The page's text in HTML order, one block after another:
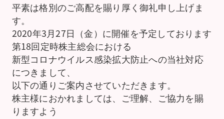
平素は格別のご高配を賜り厚く御礼申し上げま
す。
2020年3月27日（金）に開催を予定しております
第18回定時株主総会における
新型コロナウイルス感染拡大防止への当社対応
につきまして、
以下の通りご案内させていただきます。
株主様におかれましては、ご理解、ご協力を賜
りますよう